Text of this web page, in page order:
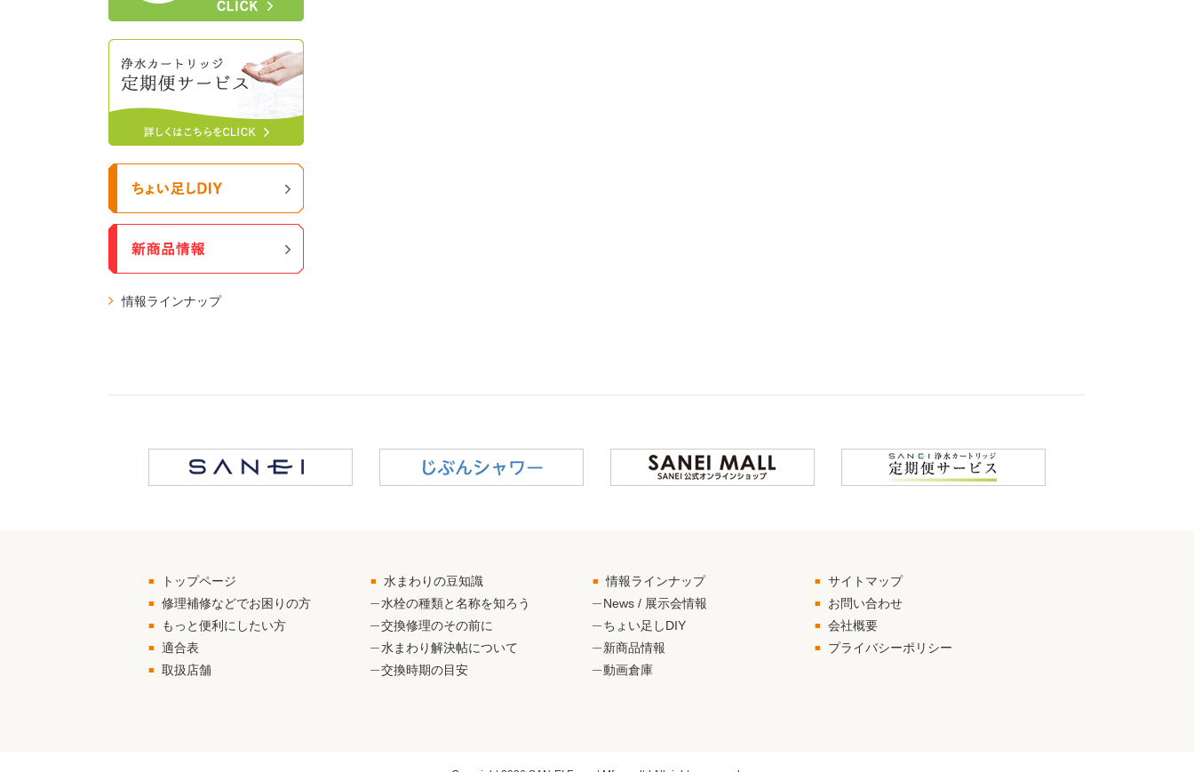
情報ラインナップ
トップページ
修理補修などでお困りの方
もっと便利にしたい方
適合表
取扱店舗
水まわりの豆知識
水栓の種類と名称を知ろう
交換修理のその前に
水まわり解決帖について
交換時期の目安
情報ラインナップ
News / 展示会情報
ちょい足しDIY
新商品情報
動画倉庫
サイトマップ
お問い合わせ
会社概要
プライバシーポリシー